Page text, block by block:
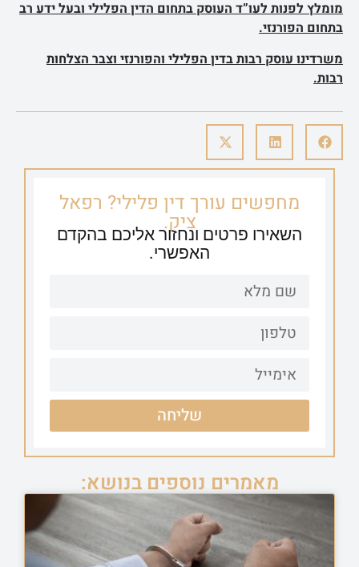
מומלץ לפנות לעו”ד העוסק בתחום הדין הפלילי ובעל ידע רב
בתחום הפורנזי.
משרדינו עוסק רבות בדין הפלילי והפורנזי וצבר הצלחות
רבות.
מחפשים עורך דין פלילי? רפאל
ציק.
השאירו פרטים ונחזור אליכם בהקדם
האפשרי.
שליחה
מאמרים נוספים בנושא: